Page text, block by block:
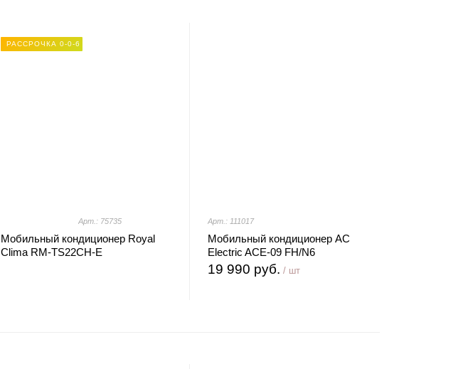
РАССРОЧКА 0-0-6
Арт.: 75735
Мобильный кондиционер Royal
Clima RM-TS22CH-E
Арт.: 111017
Мобильный кондиционер AC
Electric ACE-09 FH/N6
19 990 руб. / шт